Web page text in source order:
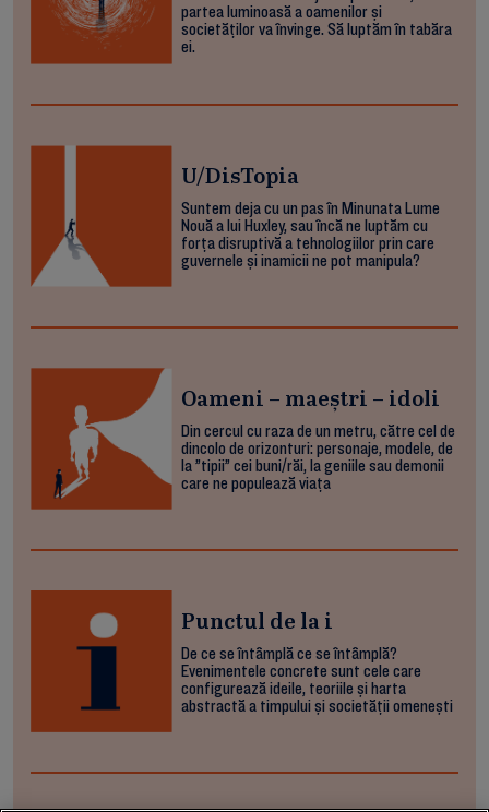
partea luminoasă a oamenilor și
societăților va învinge. Să luptăm în tabăra
ei.
U/DisTopia
Suntem deja cu un pas în Minunata Lume
Nouă a lui Huxley, sau încă ne luptăm cu
forța disruptivă a tehnologiilor prin care
guvernele și inamicii ne pot manipula?
Oameni – maeștri – idoli
Din cercul cu raza de un metru, către cel de
dincolo de orizonturi: personaje, modele, de
la ”tipii” cei buni/răi, la geniile sau demonii
care ne populează viața
Punctul de la i
De ce se întâmplă ce se întâmplă?
Evenimentele concrete sunt cele care
configurează ideile, teoriile și harta
abstractă a timpului și societății omenești